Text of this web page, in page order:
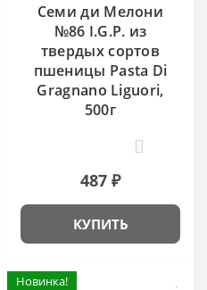
Семи ди Мелони
№86 I.G.P. из
твердых сортов
пшеницы Pasta Di
Gragnano Liguori,
500г
487 ₽
КУПИТЬ
Новинка!